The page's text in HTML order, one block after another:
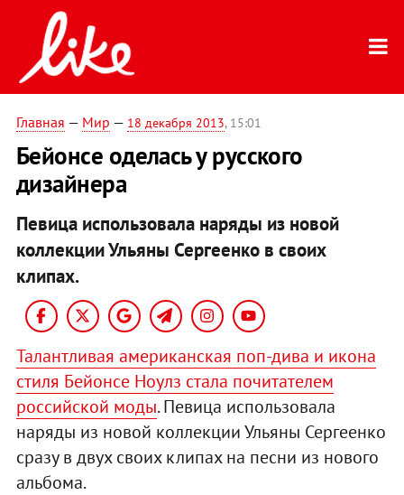
Главная — Мир — 18 декабря 2013, 15:01
Бейонсе оделась у русского
дизайнера
Певица использовала наряды из новой
коллекции Ульяны Сергеенко в своих
клипах.
Талантливая американская поп-дива и икона
стиля Бейонсе Ноулз стала почитателем
российской моды. Певица использовала
наряды из новой коллекции Ульяны Сергеенко
сразу в двух своих клипах на песни из нового
альбома.